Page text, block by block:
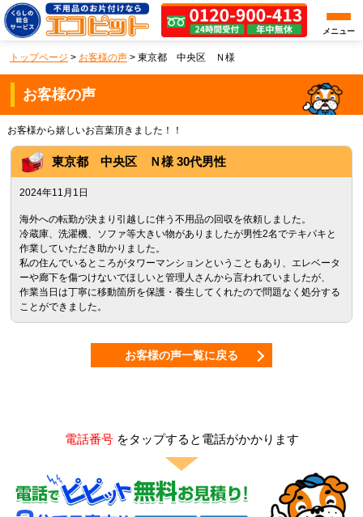
メニュー
トップページ > お客様の声 > 東京都 中央区 Ｎ様
お客様の声
お客様から嬉しいお言葉頂きました！！
東京都中央区 Ｎ様 30代男性
2024年11月1日
海外への転勤が決まり引越しに伴う不用品の回収を依頼しました。
冷蔵庫、洗濯機、ソファ等大きい物がありましたが男性2名でテキパキと
作業していただき助かりました。
私の住んでいるところがタワーマンションということもあり、エレベータ
ーや廊下を傷つけないでほしいと管理人さんから言われていましたが、
作業当日は丁寧に移動箇所を保護・養生してくれたので問題なく処分する
ことができました。
お客様の声一覧に戻る
電話番号をタップすると電話がかかります